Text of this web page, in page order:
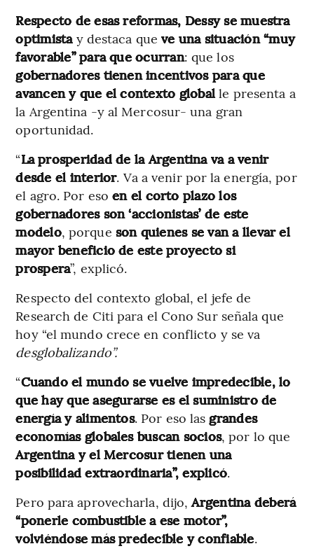
Respecto de esas reformas, Dessy se muestra
optimistay destaca queve una situación “muy
favorable” para que ocurran: que los
gobernadores tienen incentivos para que
avancen y que el contexto globalle presenta a
la Argentina -y al Mercosur- una gran
oportunidad.
“La prosperidad de la Argentina va a venir
desde el interior. Va a venir por la energía, por
el agro. Por esoen el corto plazo los
gobernadores son ‘accionistas’ de este
modelo, porque son quienes se van a llevar el
mayor beneficio de este proyecto si
prospera”, explicó.
Respecto del contexto global, el jefe de
Research de Citi para el Cono Sur señala que
hoy “el mundo crece en conflicto y se va
desglobalizando”.
“Cuando el mundo se vuelve impredecible, lo
que hay que asegurarse es el suministro de
energía y alimentos. Por eso las grandes
economías globales buscan socios, por lo que
Argentina y el Mercosur tienen una
posibilidad extraordinaria”, explicó.
Pero para aprovecharla, dijo,Argentina deberá
“ponerle combustible a ese motor”,
volviéndose más predecible y confiable.